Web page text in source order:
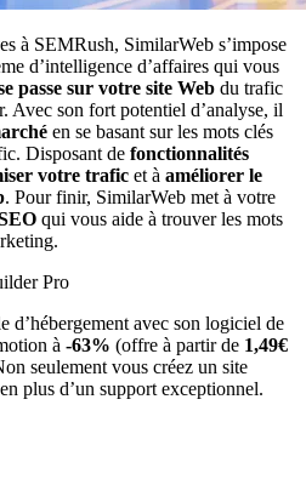
à SEMRush, SimilarWeb s’impose
d’intelligence d’affaires qui vous
passe sur votre site Web du trafic
Avec son fort potentiel d’analyse, il
en se basant sur les mots clés
Disposant de fonctionnalités
votre trafic et à améliorer le
. Pour finir, SimilarWeb met à votre
qui vous aide à trouver les mots
Pro
d’hébergement avec son logiciel de
à -63% (offre à partir de 1,49€
seulement vous créez un site
plus d’un support exceptionnel.